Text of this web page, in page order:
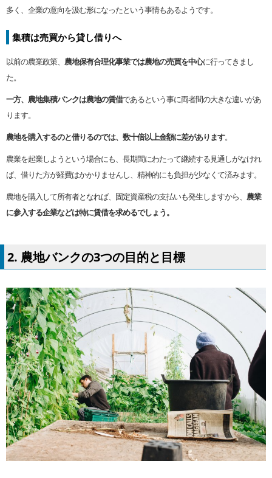
多く、企業の意向を汲む形になったという事情もあるようです。
集積は売買から貸し借りへ
以前の農業政策、 農地保有合理化事業では農地の売買を中心に行ってきまし
た。
一方、農地集積バンクは農地の賃借であるという事に両者間の大きな違いがあ
ります。
農地を購入するのと借りるのでは、数十倍以上金額に差があります。
農業を起業しようという場合にも、長期間にわたって継続する見通しがなけれ
ば、借りた方が経費はかかりませんし、精神的にも負担が少なくて済みます。
農地を購入して所有者となれば、固定資産税の支払いも発生しますから、 農業
に参入する企業などは特に賃借を求めるでしょう。
2. 農地バンクの3つの目的と目標